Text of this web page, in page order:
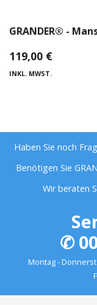
GRANDER® -
119,00 €
INKL. MWST.
Haben Sie noch
Benötigen Sie
Wir beraten
✆
Montag -